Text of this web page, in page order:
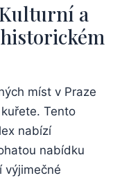
⁣a
míst v Praze
Tento
nabízí
nabídku
výjimečné